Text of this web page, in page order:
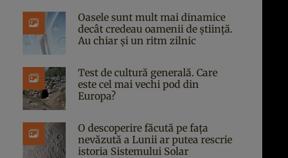
Oasele sunt mult mai dinamice
decât credeau oamenii de știință.
Au chiar și un ritm zilnic
Test de cultură generală. Care
este cel mai vechi pod din
Europa?
O descoperire făcută pe fața
nevăzută a Lunii ar putea rescrie
istoria Sistemului Solar